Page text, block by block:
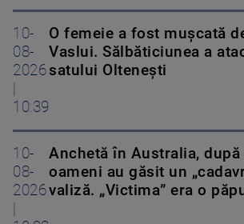
10-
08-
2026
10:39
O femeie a fost mușcată
Vaslui. Sălbăticiunea a
satului Oltenești
10-
08-
2026
Anchetă în Australia, după
oameni au găsit un
valiză. „Victima” era o